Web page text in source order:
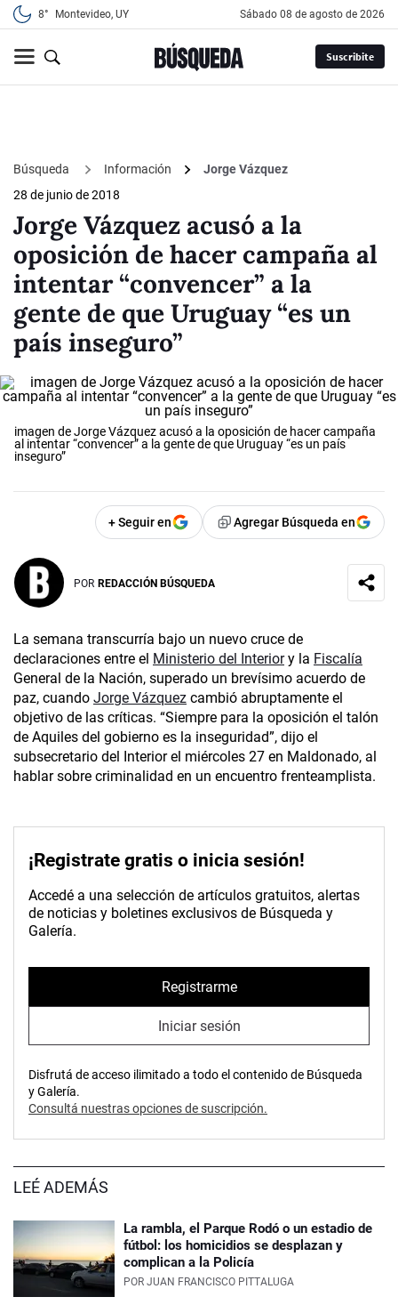
8° Montevideo, UY sábado 08 de agosto de 2026
Suscribite
Búsqueda Información
Jorge Vázquez
28 de junio de 2018
Jorge Vázquez acusó a la
oposición de hacer campaña al
intentar “convencer” a la
gente de que Uruguay “es un
país inseguro”
imagen de Jorge Vázquez acusó a la oposición de hacer campaña
al intentar “convencer” a la gente de que Uruguay “es un país
inseguro”
+ Seguir en Agregar Búsqueda en
POR REDACCIÓN BÚSQUEDA
La semana transcurría bajo un nuevo cruce de
declaraciones entre el Ministerio del Interiory la Fiscalía
General de la Nación, superado un brevísimo acuerdo de
paz, cuando Jorge Vázquez cambió abruptamente el
objetivo de las críticas. “Siempre para la oposición el talón
de Aquiles del gobierno es la inseguridad”, dijo el
subsecretario del Interior el miércoles 27 en Maldonado, al
hablar sobre criminalidad en un encuentro frenteamplista.
¡Registrate gratis o inicia sesión!
Accedé a una selección de artículos gratuitos, alertas
de noticias y boletines exclusivos de Búsqueda y
Galería.
Registrarme
Iniciar sesión
Disfrutá de acceso ilimitado a todo el contenido de Búsqueda
y Galería.
Consultá nuestras opciones de suscripción.
LEÉ ADEMÁS
La rambla, el Parque Rodó o un estadio de
fútbol: los homicidios se desplazan y
complican a la Policía
POR JUAN FRANCISCO PITTALUGA